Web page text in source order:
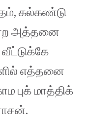
கல்கண்டு
அத்தனை
வீட்டுக்கே
எத்தனை
புக் மாத்திக்